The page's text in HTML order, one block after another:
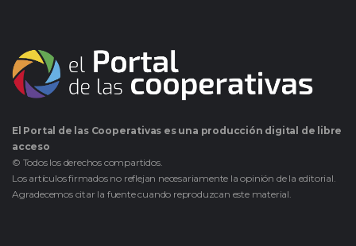
El Portal de las Cooperativas es una producción digital de libre
acceso
© Todos los derechos compartidos.
Los artículos firmados no reflejan necesariamente la opinión de la editorial.
Agradecemos citar la fuente cuando reproduzcan este material.